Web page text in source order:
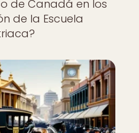
de Canadá en los
de la Escuela